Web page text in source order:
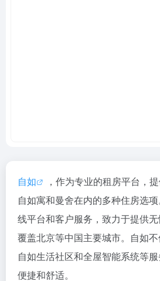
自如
，作为专业的租房平台，
自如寓和曼舍在内的多种住房选
线平台和客户服务，致力于提供
覆盖北京等中国主要城市。自如
自如生活社区和全屋智能系统等
便捷和舒适。